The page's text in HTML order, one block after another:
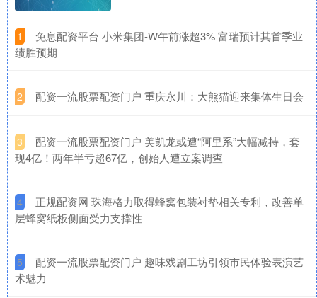
1
​免息配资平台 小米集团-W午前涨超3% 富瑞预计其首季业
绩胜预期
2 ​配资一流股票配资门户 重庆永川：大熊猫迎来集体生日会
3
​配资一流股票配资门户 美凯龙或遭“阿里系”大幅减持，套
现4亿！两年半亏超67亿，创始人遭立案调查
4
​正规配资网 珠海格力取得蜂窝包装衬垫相关专利，改善单
层蜂窝纸板侧面受力支撑性
5
​配资一流股票配资门户 趣味戏剧工坊引领市民体验表演艺
术魅力